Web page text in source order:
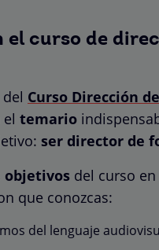
el curso de
Curso Dirección
temario
ser director de
objetivos del curso
que conozcas:
del lenguaje